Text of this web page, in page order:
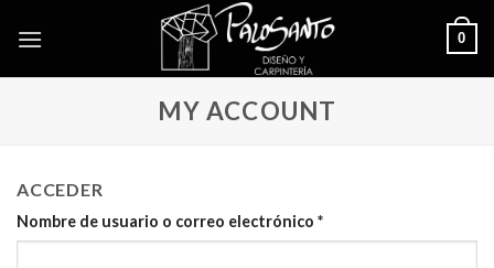
0
MY ACCOUNT
ACCEDER
Nombre de usuario o correo electrónico *